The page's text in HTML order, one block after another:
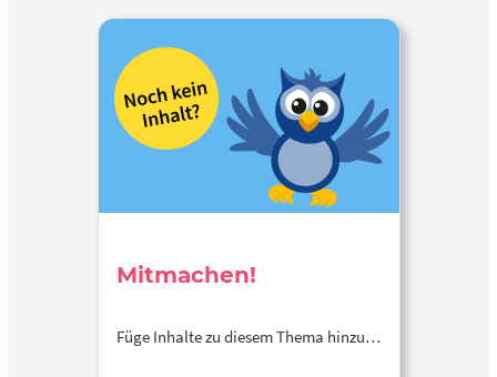
Mitmachen!
Füge Inhalte zu diesem Thema hinzu…